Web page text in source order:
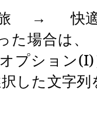
→
快
場合は、
プション(I)
した文字列